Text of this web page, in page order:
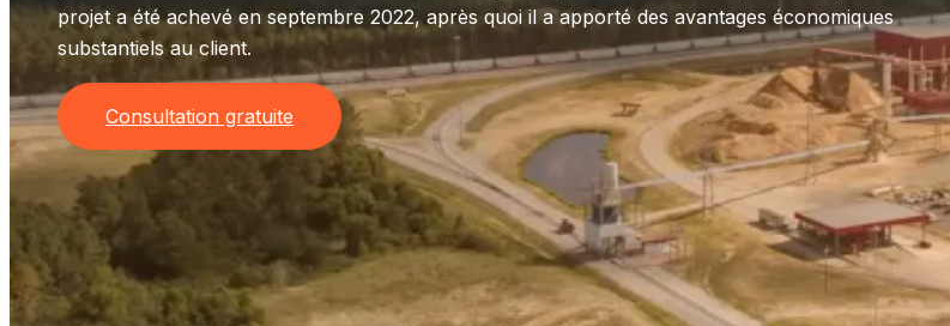
projet a été achevé en septembre 2022, après quoi il a apporté des avantages économiques
substantiels au client.
Consultation gratuite